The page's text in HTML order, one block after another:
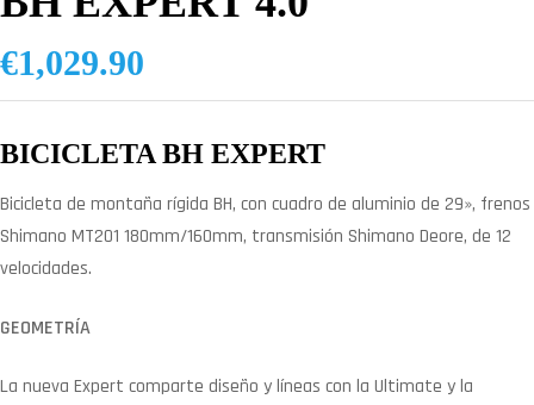
€1,029.90
BICICLETA BH EXPERT
Bicicleta de montaña rígida BH, con cuadro de aluminio de 29», frenos
Shimano MT201 180mm/160mm, transmisión Shimano Deore, de 12
velocidades.
GEOMETRÍA
La nueva Expert comparte diseño y líneas con la Ultimate y la